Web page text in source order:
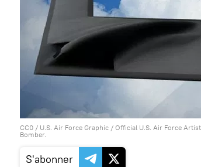
CC0 / U.S. Air Force Graphic / Official U.S. Air Force
Bomber.
S'abonner